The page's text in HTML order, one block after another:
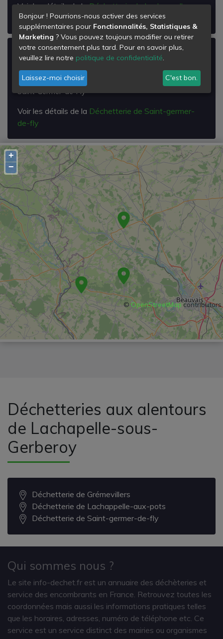
Voir les détails de laDéchetterie de Lachappelle-
aux-pots
Déchetterie de Saint-germer-de-fly
Rd 22 Vers le Coudray St Germer
60850
Saint-Germer-de-Fly
Voir les détails de la Déchetterie de Saint-germer-
de-fly
+
−
© OpenStreetMapcontributors
Déchetteries aux alentours
de Lachapelle-sous-
Gerberoy
Déchetterie de Grémevillers
Déchetterie de Lachappelle-aux-pots
Déchetterie de Saint-germer-de-fly
Qui sommes nous ?
Le site info-dechet.fr est un annuaire des déchèteries et
service des encombrants en France. Retrouvez toutes les
coordonnées mais aussi les informations pratiques telles
que les horaires, adresses, numéro de téléphone etc. Ce
service est un service distinct des mairies ou organismes
Bonjour ! Pourrions-nous activer des services
supplémentaires pour Fonctionnalités, Statistiques &
Marketing ? Vous pouvez toujours modifier ou retirer
votre consentement plus tard. Pour en savoir plus,
veuillez lire notre politique de confidentialité.
Laissez-moi choisir C'est bon.